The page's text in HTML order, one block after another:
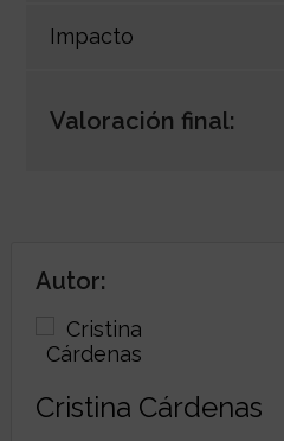
Impacto
Valoración final:
Autor:
Cristina Cárdenas